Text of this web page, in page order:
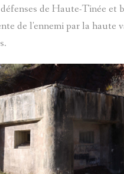
de Haute-Tinée et
de l'ennemi par la haute